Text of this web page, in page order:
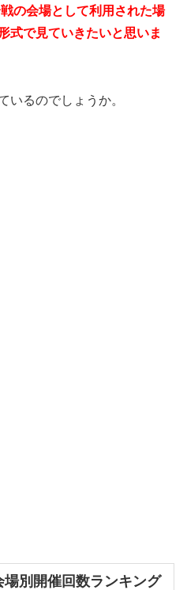
の会場として利用された場
式で見ていきたいと思いま
いるのでしょうか。
別開催回数ランキング